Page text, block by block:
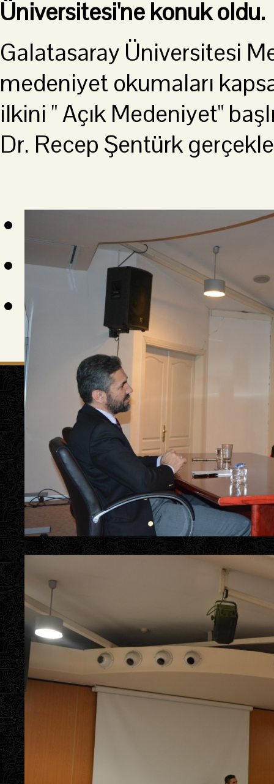
Üniversitesi'ne konuk oldu.
Galatasaray Üniversitesi
medeniyet okumaları
ilkini " Açık Medeniyet"
Dr. Recep Şentürk